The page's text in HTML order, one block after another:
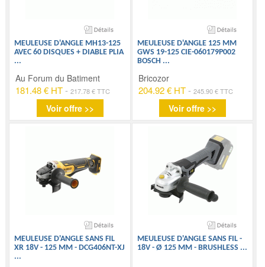
MEULEUSE D'ANGLE MH13-125
AVEC 60 DISQUES + DIABLE PLIA
...
Au Forum du Batiment
181.48 € HT -217.78 € TTC
Voir offre >>
MEULEUSE D'ANGLE 125 MM
GWS 19-125 CIE-060179P002
BOSCH ...
Bricozor
204.92 € HT- 245.90 € TTC
Voir offre >>
MEULEUSE D'ANGLE SANS FIL
XR 18V - 125 MM - DCG406NT-XJ
...
MEULEUSE D'ANGLE SANS FIL -
18V - Ø 125 MM - BRUSHLESS ...